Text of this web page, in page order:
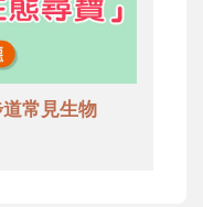
常見生物